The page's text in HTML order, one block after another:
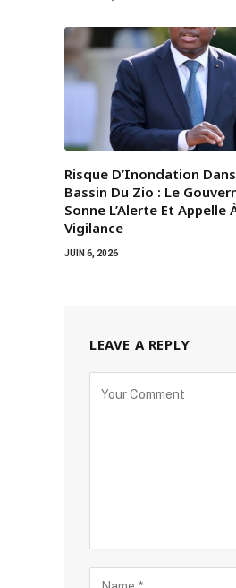
Risque D’Inondation
Bassin Du Zio : Le
Sonne L’Alerte Et Appelle
Vigilance
JUIN 6, 2026
LEAVE A REPLY